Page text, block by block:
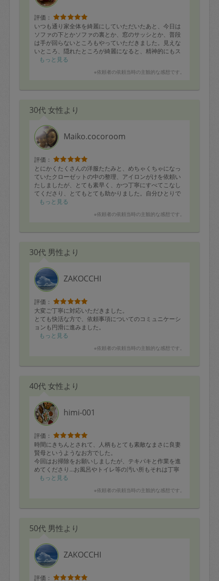
評価：
いつも通り家全体を綺麗にしていただいたあと、今日は
ソファの下とかソファの裏とか、窓のサッシとか、普段
は手が回らないところもやっていただきました。見えな
いところ、隠れたところが綺麗になると、精神的にもス
ッキリします。ありがとうございました。来月からは大
もっと見る
※依頼者の依頼当時の主観的な感想です。
30代 女性より
Maiko.cocoroom
評価：
とにかくたくさんの洋服たたみと、めちゃくちゃになっ
ていたクローゼットの中の整理、アイロンがけを依頼い
たしましたが、とても素早く、かつ丁寧にすべてこなし
てくださり、とてもとても助かりました。自分ひとりで
は絶対にこんなことはできません。いらしていただいて
す。心から感謝しております。
もっと見る
※依頼者の依頼当時の主観的な感想です。
30代 男性より
ZAKOCCHI
評価：
大変ご丁寧に対応いただきました。
とても快活な方で、依頼事項についてのコミュニケーシ
ョンも円滑に進みました。
もっと見る
※依頼者の依頼当時の主観的な感想です。
40代 女性より
himi-001
評価：
時間にきちんとされて、人柄もとても素敵なまさに良妻
賢母というようなお方でした。
今回はお掃除をお願いしましたが、テキパキと作業を進
めてくださり…お風呂やトイレ等の汚い所もそれは丁寧
に掃除してくださいました。
てくださるので、本当にありがたいです。
季節の変わり目には、いつもてんやわんやしています。
ありがとうございました！
もっと見る
※依頼者の依頼当時の主観的な感想です。
50代 男性より
ZAKOCCHI
評価：